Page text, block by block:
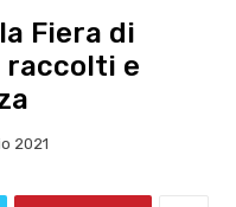
Fiera di
raccolti e
2021